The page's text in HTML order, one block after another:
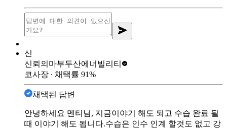
신
신뢰의마부두산에너빌리티
코사장 ∙ 채택률 91%
채택된 답변
안녕하세요 멘티님, 지금이야기 해도 되고 수습 완료 될
때 이야기 해도 됩니다.수습은 인수 인계 할것도 없고 강